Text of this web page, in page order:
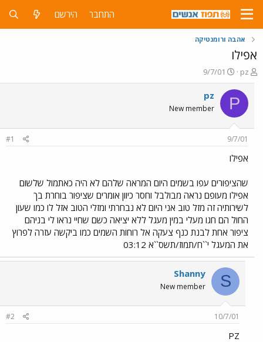
התחבר הירשם
אהבה ורומנטיקה
אפילו
פ
ו
ת
ח
ה
ש
א
pz
פ
ו
ר
ם
9/7/01
P
pz
New member
9/7/01
#1
אפילו
שהציפורים עפו בשמים היום המראה שלהם לא היה כאתמול שלשום
אפילו מעופם נראה מבולבל וחסר כיוון אומרים שציפור בוחרת בך
לשירותיה זה מזל טוב אני היום לא נבחרתי ומזלי הטוב אזל לו כמו שעון
החול הם חגו מעלי במין מעגל ללא יציאה כשם שחיי נראו לי בניהם
ציפור אחת לבנת כנף צעקה אל רוחות השמים כמו ביקשה עזרה לפרוץ
את המעגל י``ח/תמוז/תשס``א 03:12
S
Shanny
New member
10/7/01
#2
PZ